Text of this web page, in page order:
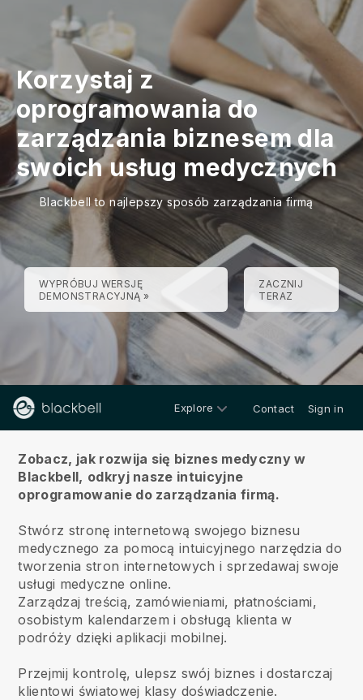
Korzystaj z
oprogramowania do
zarządzania biznesem dla
swoich usług medycznych
Blackbell to najlepszy sposób zarządzania firmą
WYPRÓBUJ WERSJĘ
DEMONSTRACYJNĄ »
ZACZNIJ
TERAZ
Explore Contact Sign in
Zobacz, jak rozwija się biznes medyczny w
Blackbell, odkryj nasze intuicyjne
oprogramowanie do zarządzania firmą.
Stwórz stronę internetową swojego biznesu
medycznego za pomocą intuicyjnego narzędzia do
tworzenia stron internetowych i sprzedawaj swoje
usługi medyczne online.
Zarządzaj treścią, zamówieniami, płatnościami,
osobistym kalendarzem i obsługą klienta w
podróży dzięki aplikacji mobilnej.
Przejmij kontrolę, ulepsz swój biznes i dostarczaj
klientowi światowej klasy doświadczenie.